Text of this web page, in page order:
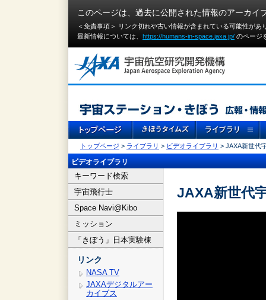
このページは、過去に公開された情報のアーカイ
＜免責事項＞ リンク切れや古い情報が含まれている可能性が
最新情報については、 https://humans-in-space.jaxa.jp/ のページ
トップページ > ライブラリ > ビデオライブラリ > JAXA新世代
ビデオライブラリ
キーワード検索
宇宙飛行士
Space Navi@Kibo
ミッション
「きぼう」日本実験棟
リンク
NASA TV
JAXAデジタルアー
カイブス
JAXA新世代